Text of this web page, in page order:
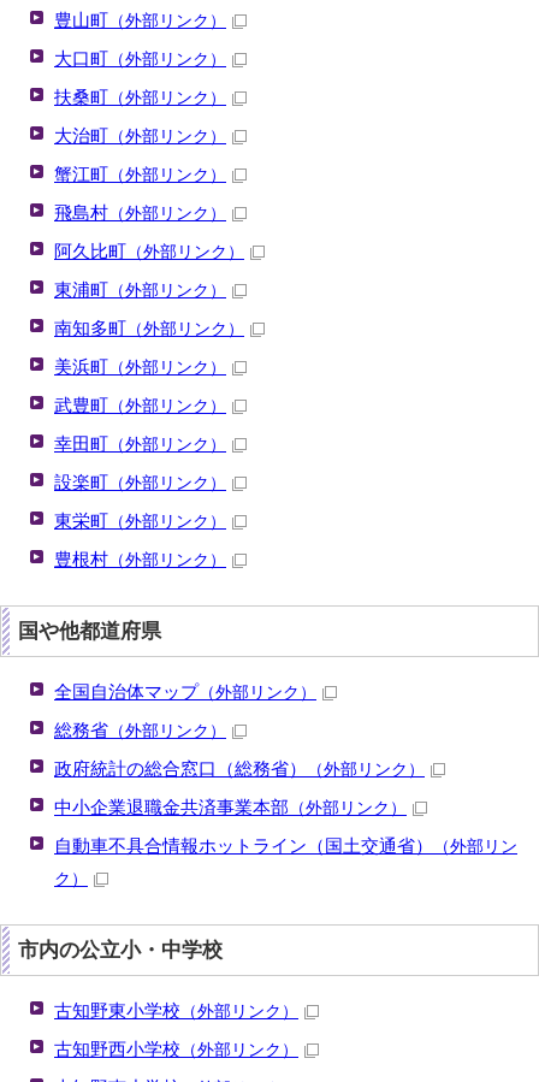
豊山町 （外部リンク）
大口町 （外部リンク）
扶桑町 （外部リンク）
大治町 （外部リンク）
蟹江町 （外部リンク）
飛島村 （外部リンク）
阿久比町 （外部リンク）
東浦町 （外部リンク）
南知多町 （外部リンク）
美浜町 （外部リンク）
武豊町 （外部リンク）
幸田町 （外部リンク）
設楽町 （外部リンク）
東栄町 （外部リンク）
豊根村 （外部リンク）
国や他都道府県
全国自治体マップ （外部リンク）
総務省 （外部リンク）
政府統計の総合窓口（総務省） （外部リンク）
中小企業退職金共済事業本部 （外部リンク）
自動車不具合情報ホットライン（国土交通省）
（外部リン
ク）
市内の公立小・中学校
古知野東小学校 （外部リンク）
古知野西小学校 （外部リンク）